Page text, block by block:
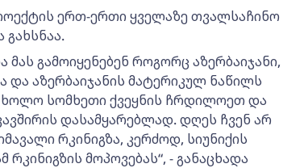
ერთ-ერთი ყველაზე თვალსაჩინო
გამოიყენებენ როგორც აზერბაიჯანი,
და აზერბაიჯანის მატერიკულ ნაწილს
სომხეთი ქვეყნის ჩრდილოეთ და
დასამყარებლად. დღეს ჩვენ არ
რკინიგზა, კერძოდ, სიუნიქის
მოპოვებას“, - განაცხადა